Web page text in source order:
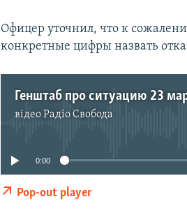
Офицер уточнил, что к
конкретные цифры назвать
Генштаб про ситуацию 23
відеоРадіо Свобода
0:00
Pop-out player